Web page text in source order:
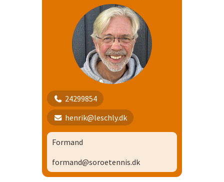
24299854
henrik@leschly.dk
Formand
formand@soroetennis.dk